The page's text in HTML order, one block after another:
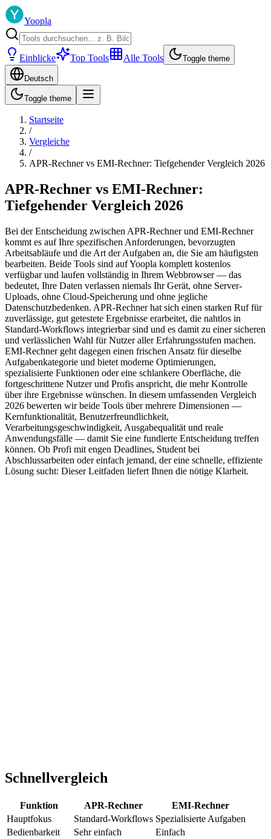
Yoopla
Einblicke Top Tools Alle Tools Toggle theme
Deutsch
Toggle theme
Startseite
/
Vergleiche
/
APR-Rechner vs EMI-Rechner: Tiefgehender Vergleich 2026
APR-Rechner vs EMI-Rechner:
Tiefgehender Vergleich 2026
Bei der Entscheidung zwischen APR-Rechner und EMI-Rechner
kommt es auf Ihre spezifischen Anforderungen, bevorzugten
Arbeitsabläufe und die Art der Aufgaben an, die Sie am häufigsten
bearbeiten. Beide Tools sind auf Yoopla komplett kostenlos
verfügbar und laufen vollständig in Ihrem Webbrowser — das
bedeutet, Ihre Daten verlassen niemals Ihr Gerät, ohne Server-
Uploads, ohne Cloud-Speicherung und ohne jegliche
Datenschutzbedenken. APR-Rechner hat sich einen starken Ruf für
zuverlässige, gut getestete Ergebnisse erarbeitet, die nahtlos in
Standard-Workflows integrierbar sind und es damit zu einer sicheren
und verlässlichen Wahl für Nutzer aller Erfahrungsstufen machen.
EMI-Rechner geht dagegen einen frischen Ansatz für dieselbe
Aufgabenkategorie und bietet moderne Optimierungen,
spezialisierte Funktionen oder eine schlankere Oberfläche, die
fortgeschrittene Nutzer und Profis anspricht, die mehr Kontrolle
über ihre Ergebnisse wünschen. In diesem umfassenden Vergleich
2026 bewerten wir beide Tools über mehrere Dimensionen —
Kernfunktionalität, Benutzerfreundlichkeit,
Verarbeitungsgeschwindigkeit, Ausgabequalität und reale
Anwendungsfälle — damit Sie eine fundierte Entscheidung treffen
können. Ob Profi mit engen Deadlines, Student bei
Abschlussarbeiten oder einfach jemand, der eine schnelle, effiziente
Lösung sucht: Dieser Leitfaden liefert Ihnen die nötige Klarheit.
Schnellvergleich
Funktion APR-Rechner
EMI-Rechner
Hauptfokus
Standard-Workflows Spezialisierte Aufgaben
Bedienbarkeit
Sehr einfach
Einfach